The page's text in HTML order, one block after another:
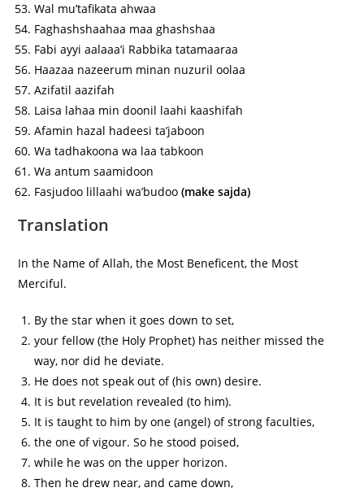
Wal mu’tafikata ahwaa
Faghashshaahaa maa ghashshaa
Fabi ayyi aalaaa’i Rabbika tatamaaraa
Haazaa nazeerum minan nuzuril oolaa
Azifatil aazifah
Laisa lahaa min doonil laahi kaashifah
Afamin hazal hadeesi ta’jaboon
Wa tadhakoona wa laa tabkoon
Wa antum saamidoon
Fasjudoo lillaahi wa’budoo(make sajda)
Translation
In the Name of Allah, the Most Beneficent, the Most
Merciful.
By the star when it goes down to set,
your fellow (the Holy Prophet) has neither missed the
way, nor did he deviate.
He does not speak out of (his own) desire.
It is but revelation revealed (to him).
It is taught to him by one (angel) of strong faculties,
the one of vigour. So he stood poised,
while he was on the upper horizon.
Then he drew near, and came down,